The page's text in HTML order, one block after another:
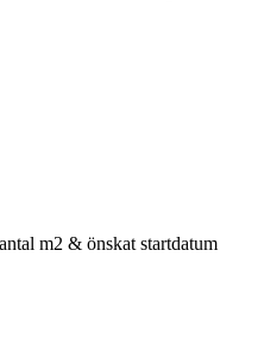
m2 & önskat startdatum